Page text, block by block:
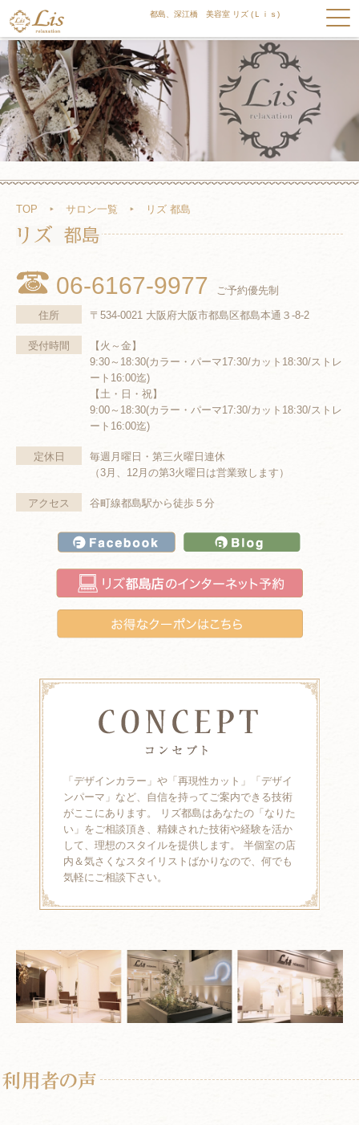
都島、深江橋 美容室 リズ (Ｌｉｓ)
TOP サロン一覧 リズ 都島
06-6167-9977 ご予約優先制
住所 〒534-0021 大阪府大阪市都島区都島本通３-8-2
受付時間
【火～金】
9:30～18:30(カラー・パーマ17:30/カット18:30/ストレ
ート16:00迄)
【土・日・祝】
9:00～18:30(カラー・パーマ17:30/カット18:30/ストレ
ート16:00迄)
定休日
毎週月曜日・第三火曜日連休
（3月、12月の第3火曜日は営業致します）
アクセス 谷町線都島駅から徒歩５分
「デザインカラー」や「再現性カット」「デザイ
ンパーマ」など、自信を持ってご案内できる技術
がここにあります。 リズ都島はあなたの「なりた
い」をご相談頂き、精錬された技術や経験を活か
して、理想のスタイルを提供します。 半個室の店
内＆気さくなスタイリストばかりなので、何でも
気軽にご相談下さい。